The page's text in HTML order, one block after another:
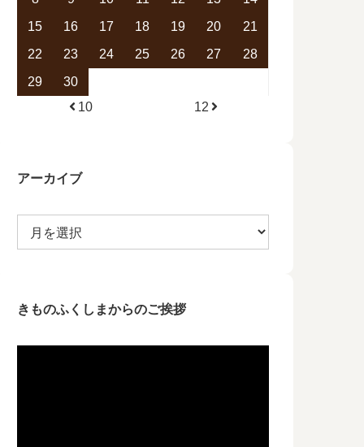
15
16 17 18 19 20
21
22
23 24 25 26 27
28
29
30
10
12
アーカイブ
きものふくしまからのご挨拶